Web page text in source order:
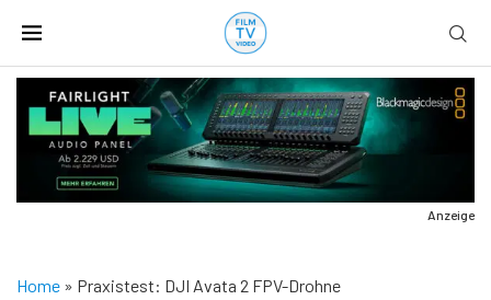
Anzeige
Home » Praxistest: DJI Avata 2 FPV-Drohne